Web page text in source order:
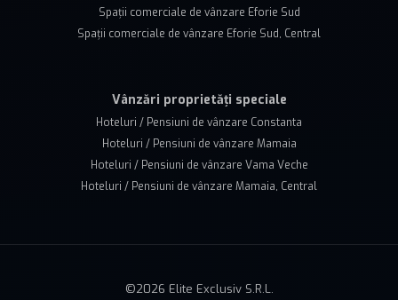
Spații comerciale de vânzare Eforie Sud
Spații comerciale de vânzare Eforie Sud, Central
Vânzări proprietăți speciale
Hoteluri / Pensiuni de vânzare Constanta
Hoteluri / Pensiuni de vânzare Mamaia
Hoteluri / Pensiuni de vânzare Vama Veche
Hoteluri / Pensiuni de vânzare Mamaia, Central
©2026 Elite Exclusiv S.R.L.